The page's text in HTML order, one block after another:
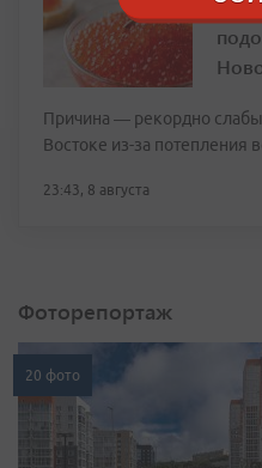
Причина — рекордно
Востоке из-за потепления
23:43, 8 августа
Фоторепортаж
20 фото